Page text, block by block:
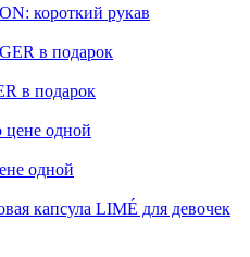
короткий рукав
в подарок
одной